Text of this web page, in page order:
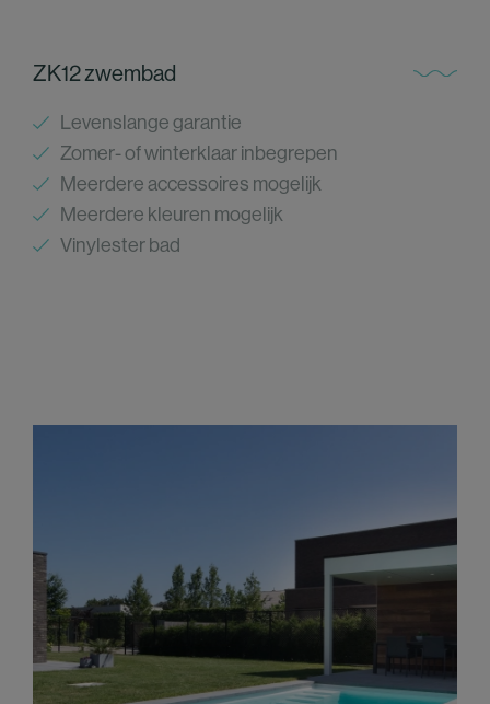
ZK12 zwembad
Levenslange garantie
Zomer- of winterklaar inbegrepen
Meerdere accessoires mogelijk
Meerdere kleuren mogelijk
Vinylester bad